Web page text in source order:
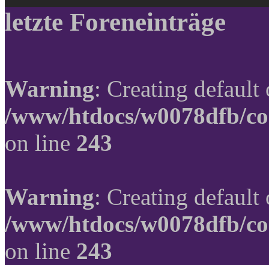
letzte Foreneinträge
Warning: Creating
/www/htdocs/w0078dfb/
on line 243
Warning: Creating
/www/htdocs/w0078dfb/
on line 243